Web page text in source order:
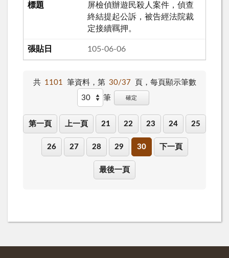
屏檢偵辦遊民殺人案件，偵查
終結提起公訴，被告經法院裁
定接續羈押。
105-06-06
共 1101 筆資料，第 30/37 頁， 每頁顯示筆數
筆
確定
第一頁 上一頁 21 22 23 24 25
26 27 28 29 30 下一頁
最後一頁